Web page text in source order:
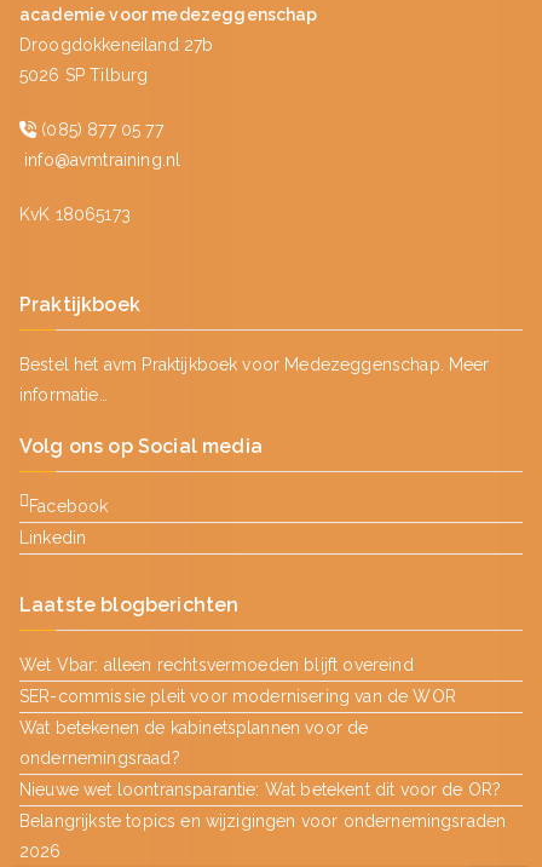
academie voor medezeggenschap
Droogdokkeneiland 27b
5026 SP Tilburg
(085) 877 05 77
info@avmtraining.nl
KvK 18065173
Praktijkboek
Bestel het avm Praktijkboek voor Medezeggenschap.
Meer
informatie…
Volg ons op Social media
Facebook
Linkedin
Laatste blogberichten
Wet Vbar: alleen rechtsvermoeden blijft overeind
SER-commissie pleit voor modernisering van de WOR
Wat betekenen de kabinetsplannen voor de
ondernemingsraad?
Nieuwe wet loontransparantie: Wat betekent dit voor de OR?
Belangrijkste topics en wijzigingen voor ondernemingsraden
2026